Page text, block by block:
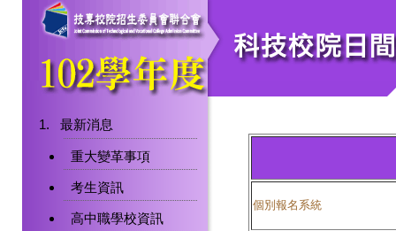
最新消息
重大變革事項
考生資訊
高中職學校資訊
個別報名系統